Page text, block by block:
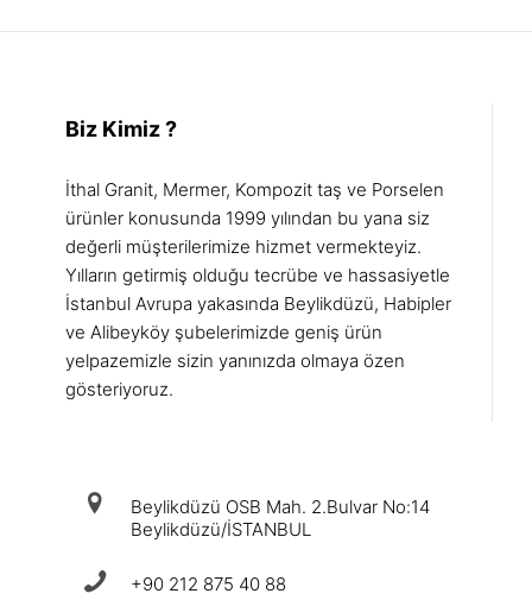
Biz Kimiz ?
İthal Granit, Mermer, Kompozit taş ve Porselen
ürünler konusunda 1999 yılından bu yana siz
değerli müşterilerimize hizmet vermekteyiz.
Yılların getirmiş olduğu tecrübe ve hassasiyetle
İstanbul Avrupa yakasında Beylikdüzü, Habipler
ve Alibeyköy şubelerimizde geniş ürün
yelpazemizle sizin yanınızda olmaya özen
gösteriyoruz.
Beylikdüzü OSB Mah. 2.Bulvar No:14
Beylikdüzü/İSTANBUL
+90 212 875 40 88